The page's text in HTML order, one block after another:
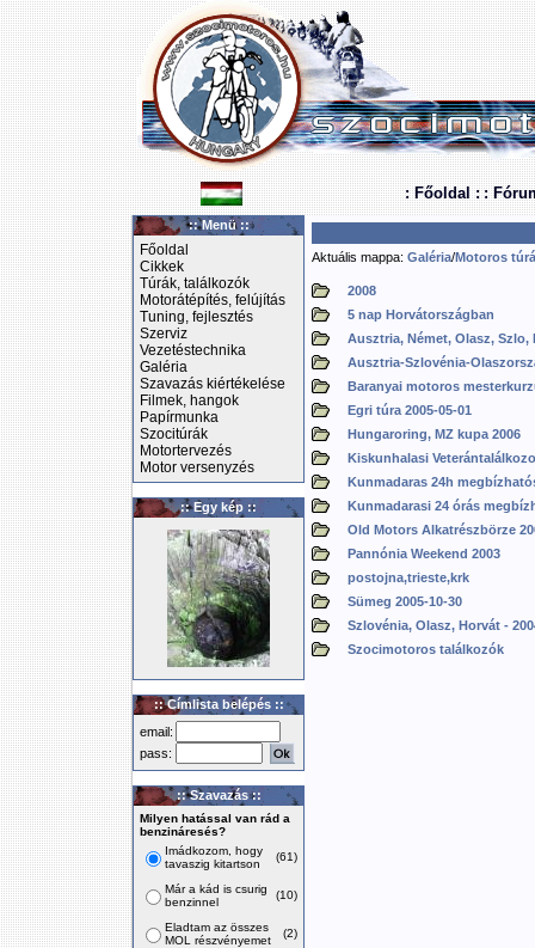
: Főoldal : :
:: Menü ::
Főoldal
Cikkek
Túrák, találkozók
Motorátépítés, felújítás
Tuning, fejlesztés
Szerviz
Vezetéstechnika
Galéria
Szavazás kiértékelése
Filmek, hangok
Papírmunka
Szocitúrák
Motortervezés
Motor versenyzés
:: Egy kép ::
:: Címlista belépés ::
email:
pass:
:: Szavazás ::
Milyen hatással van rád a
benzináresés?
Imádkozom, hogy
tavaszig kitartson
(61)
Már a kád is csurig
benzinnel
(10)
Eladtam az összes
MOL részvényemet
(2)
Aktuális mappa: Galéria/Motoros
2008
5 nap Horvátországban
Ausztria, Német, Olasz, Szlo,
Ausztria-Szlovénia-
Baranyai motoros
Egri túra 2005-05-01
Hungaroring, MZ kupa 2006
Kiskunhalasi Veterántalálkozo
Kunmadaras 24h
Kunmadarasi 24 órás
Old Motors Alkatrészbörze
Pannónia Weekend 2003
postojna,trieste,krk
Sümeg 2005-10-30
Szlovénia, Olasz, Horvát -
Szocimotoros találkozók